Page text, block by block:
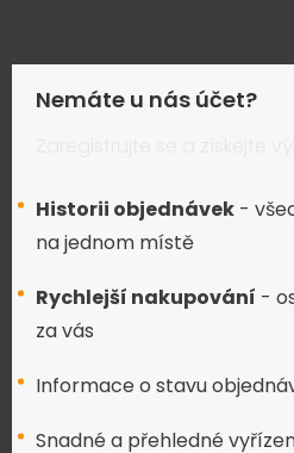
Nemáte u nás účet?
Historii objednávek -
na jednom místě
Rychlejší nakupování -
za vás
Informace o stavu
Snadné a přehledné